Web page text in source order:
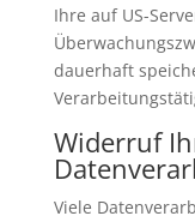
Ihre auf US-
dauerhaft
Widerruf
Viele